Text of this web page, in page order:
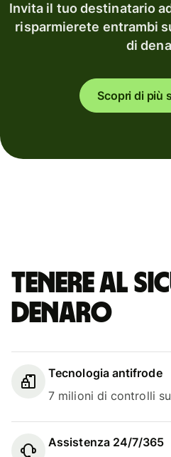
Invita il tuo destinatario
risparmierete entrambi
di
Scopri di più
Tenere al
denaro
Tecnologia antifrode
7 milioni di controlli
Assistenza 24/7/365